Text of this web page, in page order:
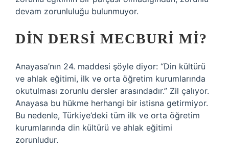
devam zorunluluğu bulunmuyor.
DIN DERSI MECBURI MI?
Anayasa’nın 24. maddesi şöyle diyor: “Din kültürü
ve ahlak eğitimi, ilk ve orta öğretim kurumlarında
okutulması zorunlu dersler arasındadır.” Zil çalıyor.
Anayasa bu hükme herhangi bir istisna getirmiyor.
Bu nedenle, Türkiye’deki tüm ilk ve orta öğretim
kurumlarında din kültürü ve ahlak eğitimi
zorunludur.